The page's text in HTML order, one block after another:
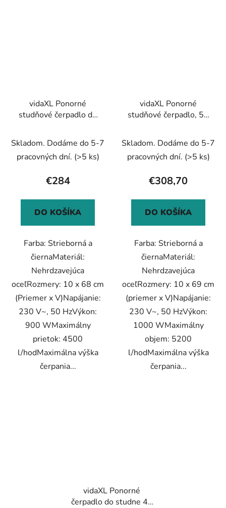
vidaXL Ponorné
studňové čerpadlo do
Skladom. Dodáme do 5-7
pracovných dní. (>5 ks)
€284
DO KOŠÍKA
Farba: Strieborná a
čiernaMateriál:
Nehrdzavejúca
oceľRozmery: 10 x 68 cm
(Priemer x V)Napájanie:
230 V~, 50 HzVýkon:
900 WMaximálny
prietok: 4500
l/hodMaximálna výška
čerpania...
vidaXL Ponorné
studňové čerpadlo, 55
Skladom. Dodáme do 5-7
pracovných dní. (>5 ks)
€308,70
DO KOŠÍKA
Farba: Strieborná a
čiernaMateriál:
Nehrdzavejúca
oceľRozmery: 10 x 69 cm
(priemer x V)Napájanie:
230 V~, 50 HzVýkon:
1000 WMaximálny
objem: 5200
l/hodMaximálna výška
čerpania...
vidaXL Ponorné
čerpadlo do studne 40